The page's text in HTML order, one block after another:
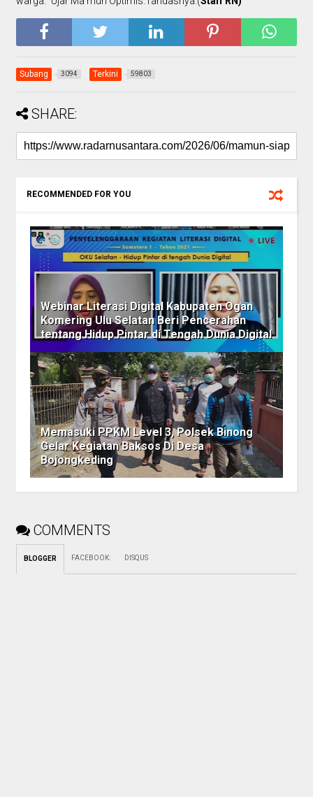
Subang 3094 Terkini 59803
SHARE:
RECOMMENDED FOR YOU
Webinar Literasi Digital Kabupaten Ogan
Komering Ulu Selatan Beri Pencerahan
tentang Hidup Pintar di Tengah Dunia Digital
Memasuki PPKM Level 3, Polsek Binong
Gelar Kegiatan Baksos Di Desa
Bojongkeding
COMMENTS
BLOGGER FACEBOOK: DISQUS